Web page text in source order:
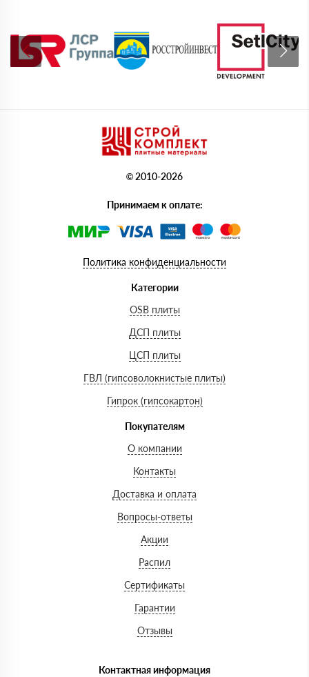
© 2010-2026
Принимаем к оплате:
Политика конфиденциальности
Категории
OSB плиты
ДСП плиты
ЦСП плиты
ГВЛ (гипсоволокнистые плиты)
Гипрок (гипсокартон)
Покупателям
О компании
Контакты
Доставка и оплата
Вопросы-ответы
Акции
Распил
Сертификаты
Гарантии
Отзывы
Контактная информация